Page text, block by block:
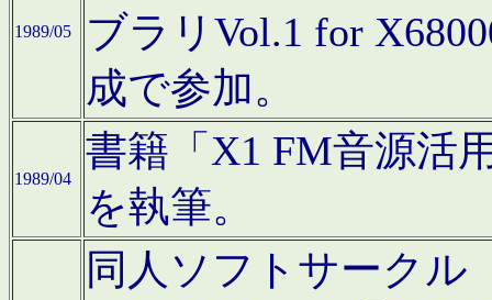
1989/05
ブラリVol.1 for
成で参加。
1989/04
書籍「X1 FM音源活
を執筆。
同人ソフトサークル